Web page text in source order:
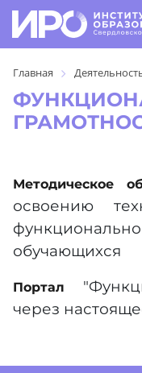
Главная
Методическое
освоению
обучающихся
Портал
через